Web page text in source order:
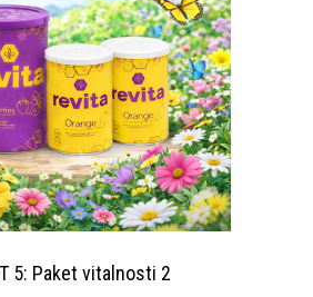
5: Paket vitalnosti 2